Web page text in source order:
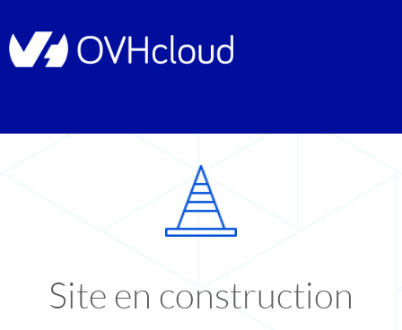
Site en construction